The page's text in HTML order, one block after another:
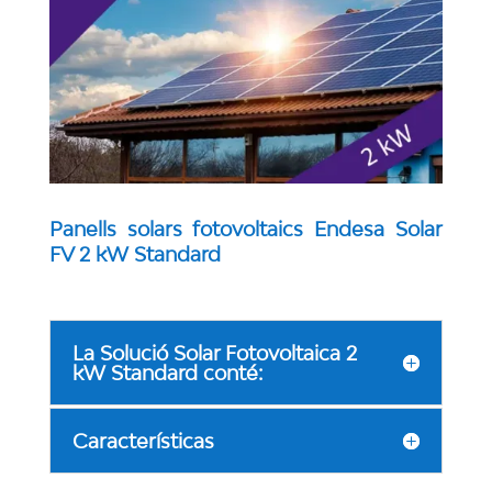
Panells solars fotovoltaics Endesa Solar
FV 2 kW Standard
La Solució Solar Fotovoltaica 2
kW Standard conté:
Características